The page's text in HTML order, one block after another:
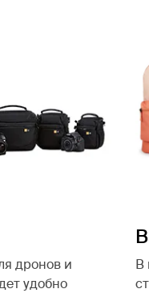
дронов и
удобно
В